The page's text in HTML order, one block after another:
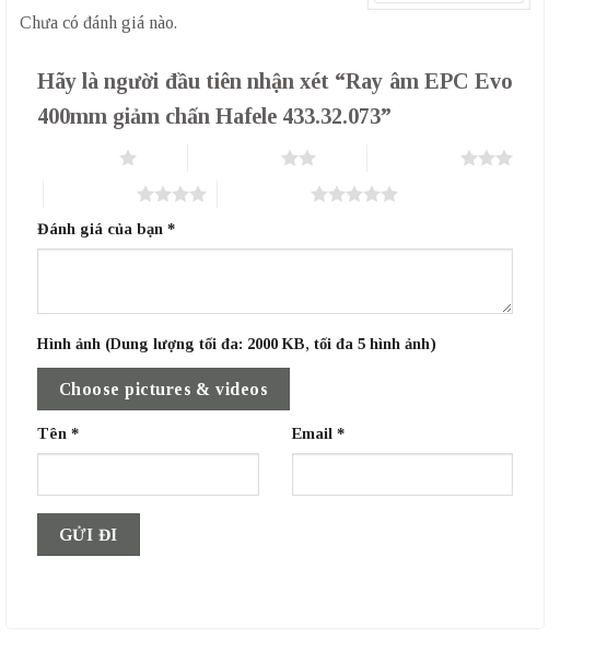
điểm
/
Chưa có đánh giá nào.
Hãy là người đầu tiên nhận xét “Ray âm EPC Evo
400mm giảm chấn Hafele 433.32.073”
Đánh giá của bạn*
Hình ảnh (Dung lượng tối đa: 2000 KB, tối đa 5 hình ảnh)
Choose pictures & videos
Tên* Email *